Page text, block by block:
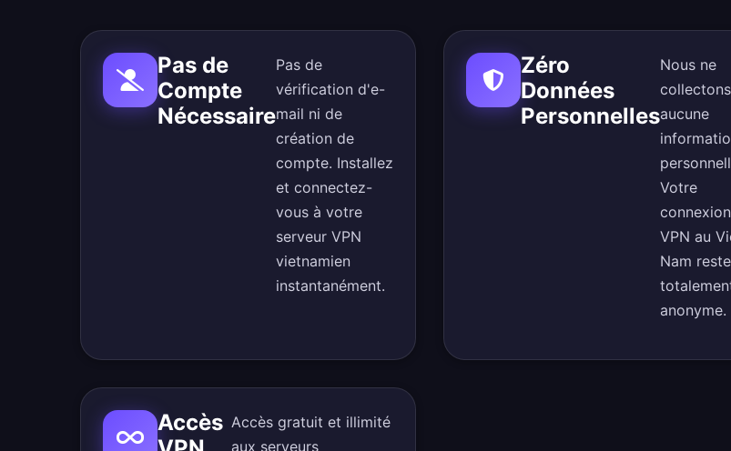
Pas de
Compte
Nécessaire
Pas de
vérification d'e-
mail ni de
création de
compte. Installez
et connectez-
vous à votre
serveur VPN
vietnamien
instantanément.
Zéro
Données
Personnelles
Nous ne
collectons
aucune
Votre
connexion
VPN au
Nam reste
anonyme.
Accès Accès gratuit et illimité
aux serveurs